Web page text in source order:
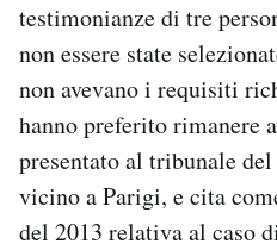
testimonianze di tre
non essere state
non avevano i requisiti
hanno preferito rimanere
presentato al tribunale
vicino a Parigi, e cita
del 2013 relativa al caso